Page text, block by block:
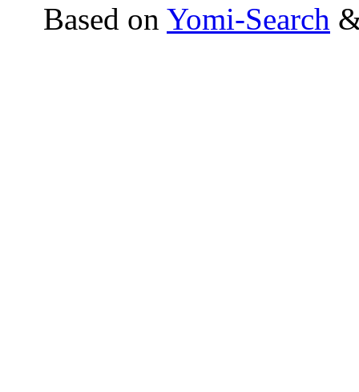
Based on Yomi-Search